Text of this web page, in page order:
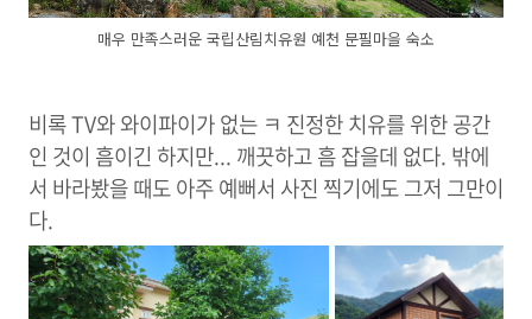
매우 만족스러운 국립산림치유원 예천 문필마을 숙소
비록 TV와 와이파이가 없는 ㅋ 진정한 치유를 위한 공간
인 것이 흠이긴 하지만... 깨끗하고 흠 잡을데 없다. 밖에
서 바라봤을 때도 아주 예뻐서 사진 찍기에도 그저 그만이
다.